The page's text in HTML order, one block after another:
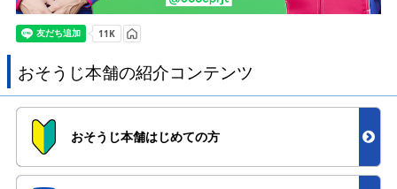
おそうじ本舗の紹介コンテンツ
おそうじ本舗はじめての方